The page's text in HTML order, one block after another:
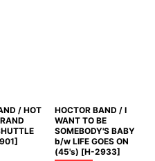
/ HOT
]
HOCTOR BAND / I
WANT TO BE
SOMEBODY'S BABY
b/w LIFE GOES ON
(45's) [H-2933]